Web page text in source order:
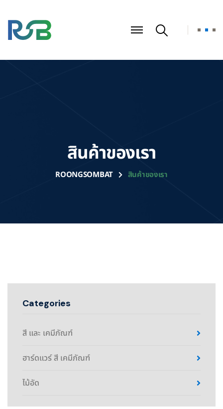
สินค้าของเรา
ROONGSOMBAT สินค้าของเรา
Categories
สี และ เคมีภัณฑ์
ฮาร์ดแวร์ สี เคมีภัณฑ์
ไม้อัด